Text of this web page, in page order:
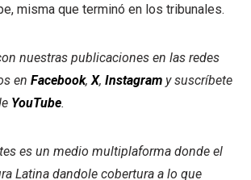
misma que terminó en los tribunales.
nuestras publicaciones en las redes
en Facebook, X, Instagram y suscríbete
YouTube.
es un medio multiplaforma donde el
Latina dandole cobertura a lo que